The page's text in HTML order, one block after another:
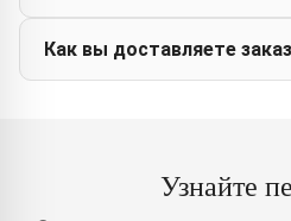
Как вы доставляете
Узнайте